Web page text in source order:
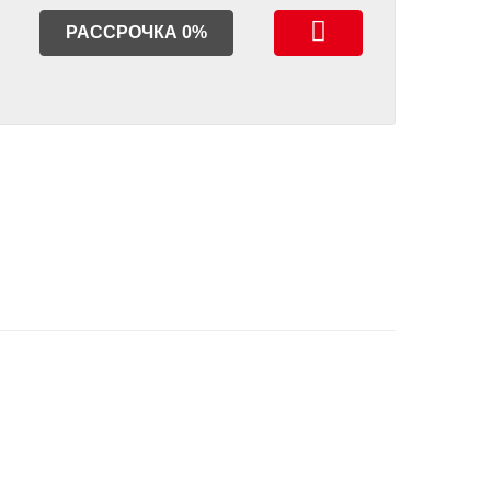
РАССРОЧКА 0%